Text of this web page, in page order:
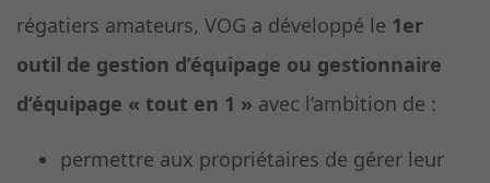
régatiers amateurs, VOG a développé le 1er
outil de gestion d’équipage ou gestionnaire
d’équipage « tout en 1 » avec l’ambition de :
permettre aux propriétaires de gérer leur